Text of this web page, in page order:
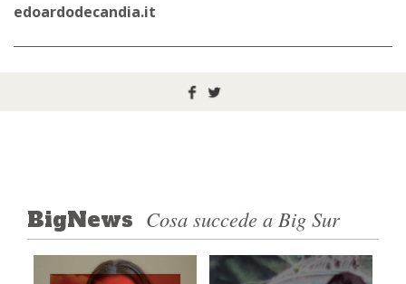
edoardodecandia.it
BigNews Cosa succede a Big Sur